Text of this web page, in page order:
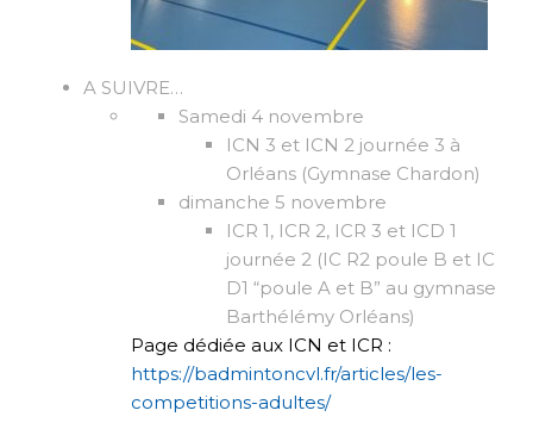
A SUIVRE…
Samedi 4 novembre
ICN 3 et ICN 2 journée 3 à
Orléans (Gymnase Chardon)
dimanche 5 novembre
ICR 1, ICR 2, ICR 3 et ICD 1
journée 2 (IC R2 poule B et IC
D1 “poule A et B” au gymnase
Barthélémy Orléans)
Page dédiée aux ICN et ICR :
https://badmintoncvl.fr/articles/les-
competitions-adultes/